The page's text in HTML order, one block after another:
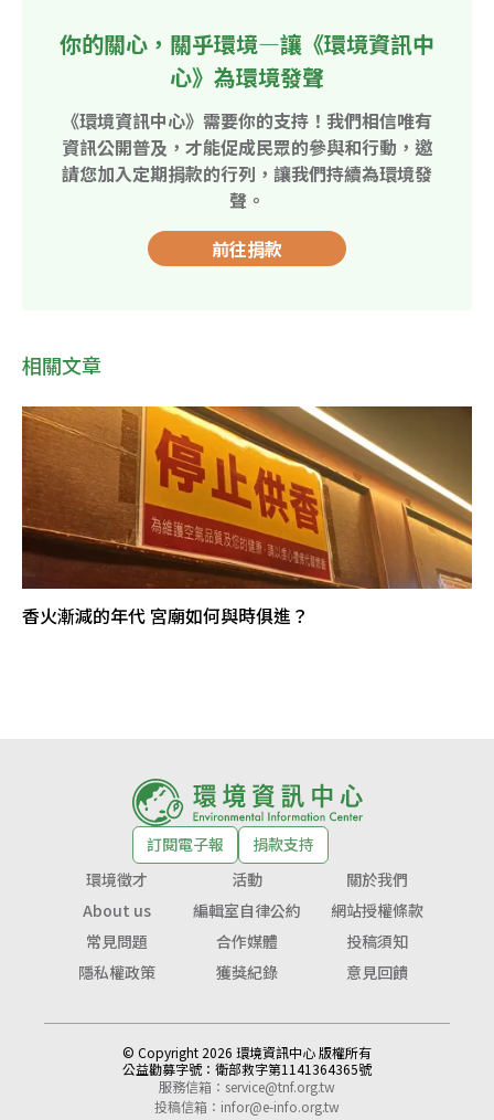
你的關心，關乎環境—讓《環境資訊中
心》為環境發聲
《環境資訊中心》需要你的支持！我們相信唯有
資訊公開普及，才能促成民眾的參與和行動，邀
請您加入定期捐款的行列，讓我們持續為環境發
聲。
前往捐款
相關文章
香火漸減的年代 宮廟如何與時俱進？
訂閱電子報
捐款支持
環境徵才
活動
關於我們
About us
編輯室自律公約
網站授權條款
常見問題
合作媒體
投稿須知
隱私權政策
獲獎紀錄 意見回饋
© Copyright 2026 環境資訊中心 版權所有
公益勸募字號： 衛部救字第1141364365號
服務信箱： service@tnf.org.tw
投稿信箱： infor@e-info.org.tw